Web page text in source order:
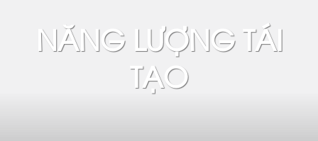
NĂNG LƯỢNG TÁI
TẠO